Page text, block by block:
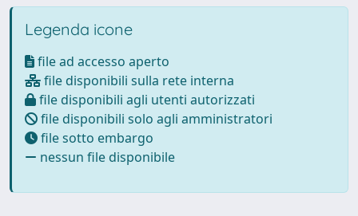
Legenda icone
file ad accesso aperto
file disponibili sulla rete interna
file disponibili agli utenti autorizzati
file disponibili solo agli amministratori
file sotto embargo
nessun file disponibile